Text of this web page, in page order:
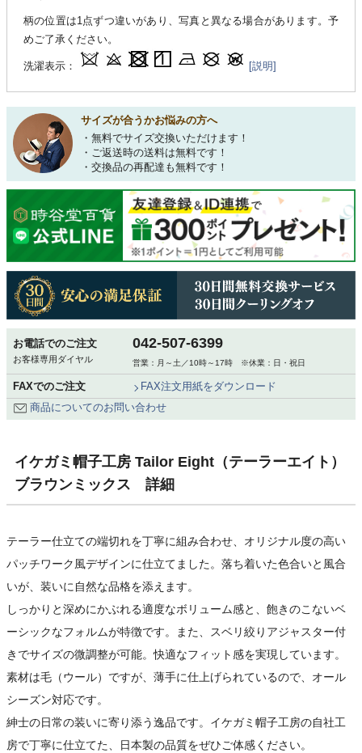
柄の位置は1点ずつ違いがあり、写真と異なる場合があります。予
めご了承ください。
洗濯表示： [説明]
サイズが合うかお悩みの方へ
・無料でサイズ交換いただけます！
・ご返送時の送料は無料です！
・交換品の再配達も無料です！
お電話でのご注文
お客様専用ダイヤル
042-507-6399
営業：月～土／10時～17時 ※休業：日・祝日
FAXでのご注文
FAX注文用紙をダウンロード
商品についてのお問い合わせ
イケガミ帽子工房 Tailor Eight（テーラーエイト）
ブラウンミックス 詳細
テーラー仕立ての端切れを丁寧に組み合わせ、オリジナル度の高い
パッチワーク風デザインに仕立てました。落ち着いた色合いと風合
いが、装いに自然な品格を添えます。
しっかりと深めにかぶれる適度なボリューム感と、飽きのこないベ
ーシックなフォルムが特徴です。また、スベリ絞りアジャスター付
きでサイズの微調整が可能。快適なフィット感を実現しています。
素材は毛（ウール）ですが、薄手に仕上げられているので、オール
シーズン対応です。
紳士の日常の装いに寄り添う逸品です。イケガミ帽子工房の自社工
房で丁寧に仕立てた、日本製の品質をぜひご体感ください。